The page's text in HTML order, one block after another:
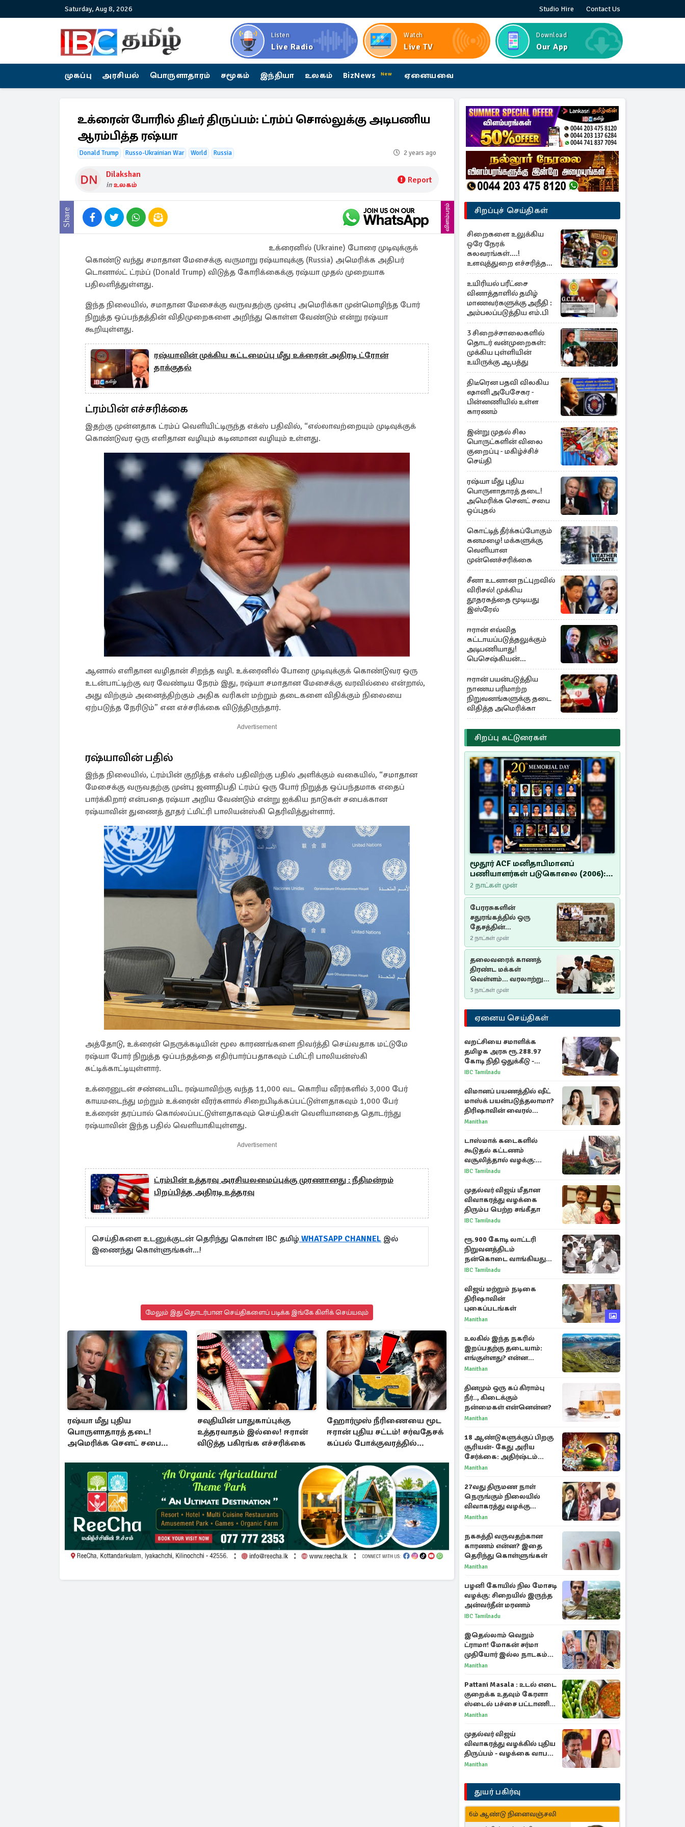
Saturday, Aug 8, 2026 Studio Hire Contact Us
Listen
Live Radio
Watch
Live TV
Download
Our App
முகப்பு அரசியல் பொருளாதாரம் சமூகம் இந்தியா உலகம் BizNews New ஏனையவை
உக்ரைன் போரில் திடீர் திருப்பம்: ட்ரம்ப் சொல்லுக்கு அடிபணிய
ஆரம்பித்த ரஷ்யா
Donald Trump Russo-Ukrainian War World Russia 2 years ago
Dilakshan
inஉலகம் Report
Share விளம்பரம்
உக்ரைனில் (Ukraine) போரை முடிவுக்குக்
கொண்டு வந்து சமாதான மேசைக்கு வருமாறு ரஷ்யாவுக்கு (Russia) அமெரிக்க அதிபர்
டொனால்ட் ட்ரம்ப் (Donald Trump) விடுத்த கோரிக்கைக்கு ரஷ்யா முதல் முறையாக
பதிலளித்துள்ளது.
இந்த நிலையில், சமாதான மேசைக்கு வருவதற்கு முன்பு அமெரிக்கா முன்மொழிந்த போர்
நிறுத்த ஒப்பந்தத்தின் விதிமுறைகளை அறிந்து கொள்ள வேண்டும் என்று ரஷ்யா
கூறியுள்ளது.
ரஷ்யாவின் முக்கிய கட்டமைப்பு மீது உக்ரைன் அதிரடி ட்ரோன்
தாக்குதல்
ட்ரம்பின் எச்சரிக்கை
இதற்கு முன்னதாக ட்ரம்ப் வெளியிட்டிருந்த எக்ஸ் பதிவில், “எல்லாவற்றையும் முடிவுக்குக்
கொண்டுவர ஒரு எளிதான வழியும் கடினமான வழியும் உள்ளது.
ஆனால் எளிதான வழிதான் சிறந்த வழி. உக்ரைனில் போரை முடிவுக்குக் கொண்டுவர ஒரு
உடன்பாட்டிற்கு வர வேண்டிய நேரம் இது, ரஷ்யா சமாதான மேசைக்கு வரவில்லை என்றால்,
அது விற்கும் அனைத்திற்கும் அதிக வரிகள் மற்றும் தடைகளை விதிக்கும் நிலையை
ஏற்படுத்த நேரிடும்” என எச்சரிக்கை விடுத்திருந்தார்.
Advertisement
ரஷ்யாவின் பதில்
இந்த நிலையில், ட்ரம்பின் குறித்த எக்ஸ் பதிவிற்கு பதில் அளிக்கும் வகையில், “சமாதான
மேசைக்கு வருவதற்கு முன்பு ஜனாதிபதி ட்ரம்ப் ஒரு போர் நிறுத்த ஒப்பந்தமாக எதைப்
பார்க்கிறார் என்பதை ரஷ்யா அறிய வேண்டும் என்று ஐக்கிய நாடுகள் சபைக்கான
ரஷ்யாவின் துணைத் தூதர் ட்மிட்ரி பாலியன்ஸ்கி தெரிவித்துள்ளார்.
அத்தோடு, உக்ரைன் நெருக்கடியின் மூல காரணங்களை நிவர்த்தி செய்வதாக மட்டுமே
ரஷ்யா போர் நிறுத்த ஒப்பந்தத்தை எதிர்பார்ப்பதாகவும் ட்மிட்ரி பாலியன்ஸ்கி
சுட்டிக்காட்டியுள்ளார்.
உக்ரைனுடன் சண்டையிட ரஷ்யாவிற்கு வந்த 11,000 வட கொரிய வீரர்களில் 3,000 பேர்
காயமடைந்து மற்றும் உக்ரைன் வீரர்களால் சிறைபிடிக்கப்பட்டுள்ளதாகவும் 1,000 பேர்
உக்ரைன் தரப்பால் கொல்லப்பட்டுள்ளதாகவும் செய்திகள் வெளியானதை தொடர்ந்து
ரஷ்யாவின் இந்த பதில் வெளியாகியுள்ளது.
Advertisement
ட்ரம்பின் உத்தரவு அரசியலமைப்புக்கு முரணானது : நீதிமன்றம்
பிறப்பித்த அதிரடி உத்தரவு
செய்திகளை உடனுக்குடன் தெரிந்து கொள்ள IBC தமிழ் WHATSAPP CHANNEL இல்
இணைந்து கொள்ளுங்கள்...!
மேலும் இது தொடர்பான செய்திகளைப் படிக்க இங்கே கிளிக் செய்யவும்
ரஷ்யா மீது புதிய
பொருளாதாரத் தடை!
அமெரிக்க செனட் சபை
சவுதியின் பாதுகாப்புக்கு
உத்தரவாதம் இல்லை! ஈரான்
விடுத்த பகிரங்க எச்சரிக்கை
ஹோர்முஸ் நீரிணையை மூட
ஈரான் புதிய சட்டம்! சர்வதேசக்
கப்பல் போக்குவரத்தில்
சிறப்புச் செய்திகள்
சிறைகளை உலுக்கிய
ஒரே நேரக்
கலவரங்கள்....!
உளவுத்துறை எச்சரித்த
பாரிய சதி அம்பலம்
உயிரியல் பரீட்சை
வினாத்தாளில் தமிழ்
மாணவர்களுக்கு அநீதி :
அம்பலப்படுத்திய எம்.பி
3 சிறைச்சாலைகளில்
தொடர் வன்முறைகள்:
முக்கிய புள்ளியின்
உயிருக்கு ஆபத்து
திடீரென பதவி விலகிய
ஷானி அபேசேகர -
பின்னணியில் உள்ள
காரணம்
இன்று முதல் சில
பொருட்களின் விலை
குறைப்பு - மகிழ்ச்சிச்
செய்தி
ரஷ்யா மீது புதிய
பொருளாதாரத் தடை!
அமெரிக்க செனட் சபை
ஒப்புதல்
கொட்டித் தீர்க்கப்போகும்
கனமழை! மக்களுக்கு
வெளியான
முன்னெச்சரிக்கை
சீனா உடனான நட்புறவில்
விரிசல்! முக்கிய
தூதரகத்தை மூடியது
இஸ்ரேல்
ஈரான் எவ்வித
கட்டாயப்படுத்தலுக்கும்
அடிபணியாது!
பெசெஷ்கியன்
அறிவிப்பு
ஈரான் பயன்படுத்திய
நாணய பரிமாற்ற
நிறுவனங்களுக்கு தடை
விதித்த அமெரிக்கா
சிறப்பு கட்டுரைகள்
மூதூர் ACF மனிதாபிமானப்
பணியாளர்கள் படுகொலை (2006):
20 ஆண்டுகளாகியும் நீதி
மறுக்கப்பட்ட மனிதாபிமானப்
பேரவலம்
2 நாட்கள் முன்
பேரரசுகளின்
சதுரங்கத்தில் ஒரு
தேசத்தின்
தீர்க்கதரிசனம் :
சுதுமலை பிரகடனம்
ஒரு வரலாற்றுப் பாடம்
2 நாட்கள் முன்
தலைவரைக் காணத்
திரண்ட மக்கள்
வெள்ளம்... வரலாற்றுச்
சிறப்புமிக்க சுதுமலைப்
பிரகடனம்…
3 நாட்கள் முன்
ஏனைய செய்திகள்
வறட்சியை சமாளிக்க
தமிழக அரசு ரூ.288.97
கோடி நிதி ஒதுக்கீடு -
வெளியான அரசாணை
IBC Tamilnadu
விமானப் பயணத்தில் ஷீட்
மாஸ்க் பயன்படுத்தலாமா?
திரிஷாவின் வைரல்
செல்ஃபிக்கு மருத்துவர்
Manithan
டாஸ்மாக் கடைகளில்
கூடுதல் கட்டணம்
வசூலித்தால் வழக்கு:
சென்னை உயர்நீதிமன்றம்
IBC Tamilnadu
முதல்வர் விஜய் மீதான
விவாகரத்து வழக்கை
திரும்ப பெற்ற சங்கீதா
IBC Tamilnadu
ரூ.900 கோடி லாட்டரி
நிறுவனத்திடம்
நன்கொடை வாங்கியது
ஏன்? உதயநிதி - ஆதவ்
IBC Tamilnadu
விஜய் மற்றும் நடிகை
திரிஷாவின்
புகைப்படங்கள்
Manithan
உலகில் இந்த நகரில்
இறப்பதற்கு தடையாம்:
எங்குள்ளது? என்ன
காரணம் தெரியுமா?
Manithan
தினமும் ஒரு கப் கிராம்பு
நீர்.., கிடைக்கும்
நன்மைகள் என்னென்ன?
Manithan
18 ஆண்டுகளுக்குப் பிறகு
சூரியன்- கேது அரிய
சேர்க்கை: அதிர்ஷ்டம்
பெறும் 3 ராசிகள்!
Manithan
27வது திருமண நாள்
நெருங்கும் நிலையில்
விவாகரத்து வழக்கு
வாபஸ்! விஜய்யுடன்
Manithan
நகசுத்தி வருவதற்கான
காரணம் என்ன? இதை
தெரிந்து கொள்ளுங்கள்
Manithan
பழனி கோயில் நில மோசடி
வழக்கு: சிறையில் இருந்த
அன்வர்தீன் மரணம்
IBC Tamilnadu
இதெல்லாம் வெறும்
ட்ராமா! மோகன் சர்மா
முதியோர் இல்ல நாடகம்
குறித்து குட்டி பத்மினி
Manithan
Pattani Masala : உடல் எடை
குறைக்க உதவும் கேரளா
ஸ்டைல் பச்சை பட்டாணி
கிரேவி
Manithan
முதல்வர் விஜய்
விவாகரத்து வழக்கில் புதிய
திருப்பம் - வழக்கை வாபஸ்
பெற்ற சங்கீதா!
Manithan
துயர் பகிர்வு
6ம் ஆண்டு நினைவஞ்சலி